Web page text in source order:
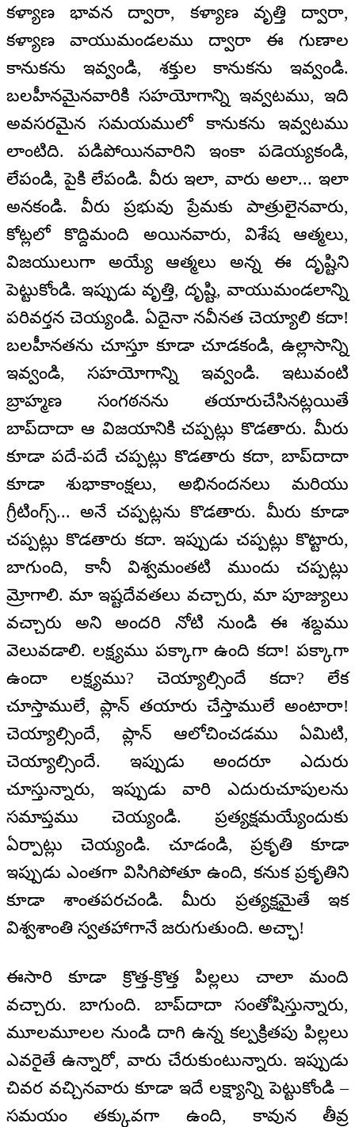
కళ్యాణ భావన ద్వారా, కళ్యాణ వృత్తి ద్వారా,
కళ్యాణ వాయుమండలము ద్వారా ఈ గుణాల
కానుకను ఇవ్వండి, శక్తుల కానుకను ఇవ్వండి.
బలహీనమైనవారికి సహయోగాన్ని ఇవ్వటము, ఇది
అవసరమైన సమయములో కానుకను ఇవ్వటము
లాంటిది. పడిపోయినవారిని ఇంకా పడెయ్యకండి,
లేపండి, పైకి లేపండి. వీరు ఇలా, వారు అలా... ఇలా
అనకండి. వీరు ప్రభువు ప్రేమకు పాత్రులైనవారు,
కోట్లలో కొద్దిమంది అయినవారు, విశేష ఆత్మలు,
విజయులుగా అయ్యే ఆత్మలు అన్న ఈ దృష్టిని
పెట్టుకోండి. ఇప్పుడు వృత్తి, దృష్టి, వాయుమండలాన్ని
పరివర్తన చెయ్యండి. ఏదైనా నవీనత చెయ్యాలి కదా!
బలహీనతను చూస్తూ కూడా చూడకండి, ఉల్లాసాన్ని
ఇవ్వండి, సహయోగాన్ని ఇవ్వండి. ఇటువంటి
బ్రాహ్మణ సంగఠనను తయారుచేసినట్లయితే
బాప్‌దాదా ఆ విజయానికి చప్పట్లు కొడతారు. మీరు
కూడా పదే-పదే చప్పట్లు కొడతారు కదా, బాప్‌దాదా
కూడా శుభాకాంక్షలు, అభినందనలు మరియు
గ్రీటింగ్స్... అనే చప్పట్లను కొడతారు. మీరు కూడా
చప్పట్లు కొడతారు కదా. ఇప్పుడు చప్పట్లు కొట్టారు,
బాగుంది, కానీ విశ్వమంతటి ముందు చప్పట్లు
మ్రోగాలి. మా ఇష్టదేవతలు వచ్చారు, మా పూజ్యులు
వచ్చారు అని అందరి నోటి నుండి ఈ శబ్దము
వెలువడాలి. లక్ష్యము పక్కాగా ఉంది కదా! పక్కాగా
ఉందా లక్ష్యము? చెయ్యాల్సిందే కదా? లేక
చూస్తాములే, ప్లాన్ తయారు చేస్తాములే అంటారా!
చెయ్యాల్సిందే, ప్లాన్ ఆలోచించడము ఏమిటి,
చెయ్యాల్సిందే. ఇప్పుడు అందరూ ఎదురు
చూస్తున్నారు, ఇప్పుడు వారి ఎదురుచూపులను
సమాప్తము చెయ్యండి. ప్రత్యక్షమయ్యేందుకు
ఏర్పాట్లు చెయ్యండి. చూడండి, ప్రకృతి కూడా
ఇప్పుడు ఎంతగా విసిగిపోతూ ఉంది, కనుక ప్రకృతిని
కూడా శాంతపరచండి. మీరు ప్రత్యక్షమైతే ఇక
విశ్వశాంతి స్వతహాగానే జరుగుతుంది. అచ్ఛా!
ఈసారి కూడా క్రొత్త-క్రొత్త పిల్లలు చాలా మంది
వచ్చారు. బాగుంది. బాప్‌దాదా సంతోషిస్తున్నారు,
మూలమూలల నుండి దాగి ఉన్న కల్పక్రితపు పిల్లలు
ఎవరైతే ఉన్నారో, వారు చేరుకుంటున్నారు. ఇప్పుడు
చివర వచ్చినవారు కూడా ఇదే లక్ష్యాన్ని పెట్టుకోండి –
సమయం తక్కువగా ఉంది, కావున తీవ్ర